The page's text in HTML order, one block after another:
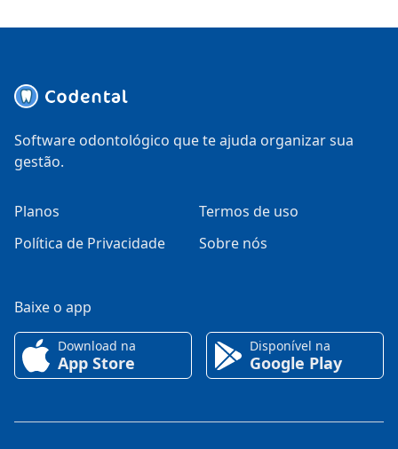
Software odontológico que te ajuda organizar sua
gestão.
Planos
Termos de uso
Política de Privacidade
Sobre nós
Baixe o app
Download na
App Store
Disponível na
Google Play